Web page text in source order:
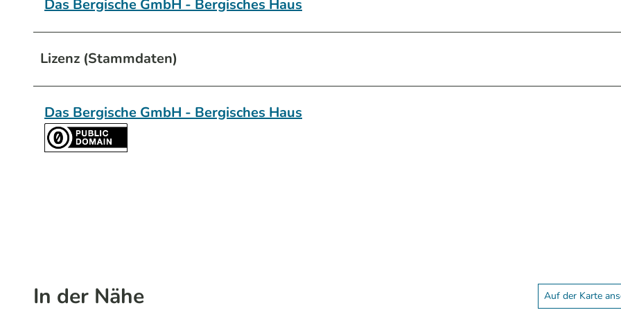
Das Bergische GmbH - Bergisches Haus
Lizenz (Stammdaten)
Das Bergische GmbH - Bergisches Haus
In der Nähe Auf der Karte